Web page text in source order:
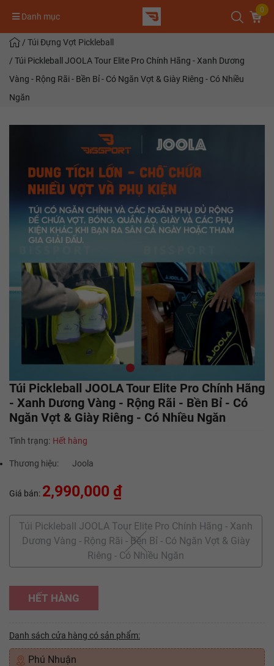
Danh mục
0
/ Túi Đựng Vợt Pickleball
/ Túi Pickleball JOOLA Tour Elite Pro Chính Hãng - Xanh Dương
Vàng - Rộng Rãi - Bền Bỉ - Có Ngăn Vợt & Giày Riêng - Có Nhiều
Ngăn
Túi Pickleball JOOLA Tour Elite Pro Chính Hãng
- Xanh Dương Vàng - Rộng Rãi - Bền Bỉ - Có
Ngăn Vợt & Giày Riêng - Có Nhiều Ngăn
Tình trạng: Hết hàng
Thương hiệu: Joola
Giá bán: 2,990,000 ₫
Túi Pickleball JOOLA Tour Elite Pro Chính Hãng - Xanh
Dương Vàng - Rộng Rãi - Bền Bỉ - Có Ngăn Vợt & Giày
Riêng - Có Nhiều Ngăn
HẾT HÀNG
Danh sách cửa hàng có sản phẩm:
Phú Nhuận